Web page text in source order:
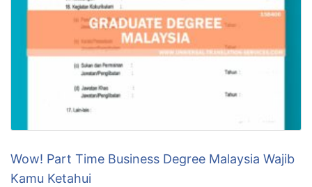
Wow! Part Time Business Degree Malaysia Wajib
Kamu Ketahui